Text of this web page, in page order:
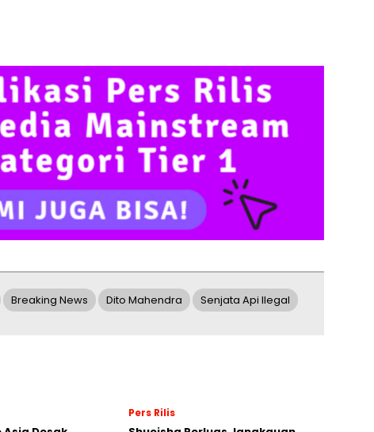
Breaking News Dito Mahendra Senjata Api Ilegal
Pers Rilis